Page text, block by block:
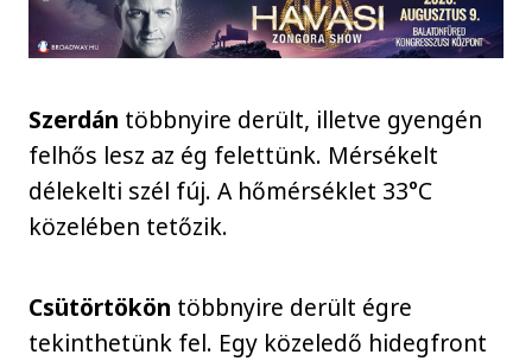
Szerdán többnyire derült, illetve gyengén
felhős lesz az ég felettünk. Mérsékelt
délekelti szél fúj. A hőmérséklet 33°C
közelében tetőzik.
Csütörtökön többnyire derült égre
tekinthetünk fel. Egy közeledő hidegfront